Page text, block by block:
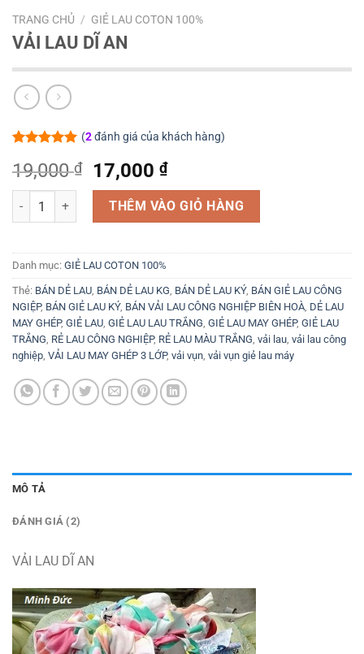
TRANG CHỦ / GIẺ LAU COTON 100%
VẢI LAU DĨ AN
dựa trên
đánh giá
(2đánh giá của khách hàng)
19,000₫
Giá
gốc
là:
19,000 ₫.
17,000₫Giá
hiện
tại
là:
17,000 ₫.
VẢI LAU DĨ AN số lượngTHÊM VÀO GIỎ HÀNG
Danh mục: GIẺ LAU COTON 100%
Thẻ: BÁN DẺ LAU BÁN DẺ LAU KG BÁN DẺ LAU KÝ, BÁN GIẺ LAU CÔNG
NGIỆP, BÁN GIẺ LAU KÝ, BÁN VẢI LAU CÔNG NGHIỆP BIÊN HOÀ DẺ LAU
MAY GHÉP, GIẺ LAU GIẺ LAU LAU TRẮNG GIẺ LAU MAY GHÉP, GIẺ LAU
TRẮNG RẺ LAU CÔNG NGHIỆP, RẺ LAU MÀU TRẮNG vải lau vải lau công
nghiệp VẢI LAU MAY GHÉP 3 LỚP, vải vụn vải vụn giẻ lau máy
MÔ TẢ
ĐÁNH GIÁ (2)
VẢI LAU DĨ AN